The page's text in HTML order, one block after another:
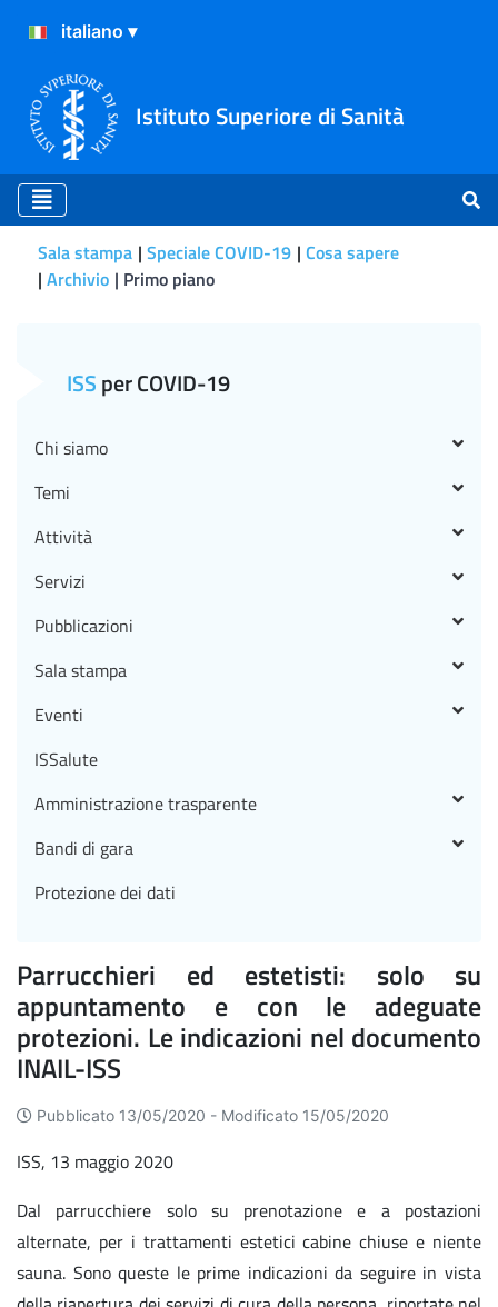
Istituto Superiore di Sanità
Sala stampa Speciale COVID-19 Cosa sapere
Archivio Primo piano
Parrucchieri ed estetisti: solo su
appuntamento e con le adeguate
protezioni. Le indicazioni nel documento
INAIL-ISS
Pubblicato 13/05/2020 - Modificato 15/05/2020
ISS, 13 maggio 2020
Dal parrucchiere solo su prenotazione e a postazioni
alternate, per i trattamenti estetici cabine chiuse e niente
sauna. Sono queste le prime indicazioni da seguire in vista
ISSper COVID-19
Chi siamo
Temi
Attività
Servizi
Pubblicazioni
Sala stampa
Eventi
ISSalute
Amministrazione trasparente
Bandi di gara
Protezione dei dati